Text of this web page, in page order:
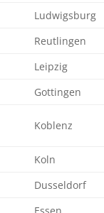
Ludwigsburg
Reutlingen
Leipzig
Gottingen
Koblenz
Koln
Dusseldorf